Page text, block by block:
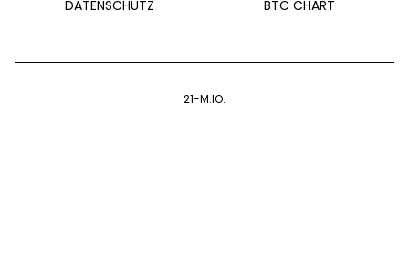
DATENSCHUTZ BTC CHART
21-M.IO